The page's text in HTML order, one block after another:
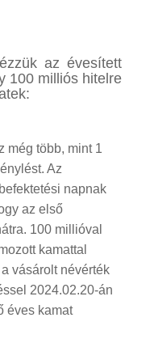
az évesített
100 milliós hitelre
még több, mint 1
Az
napnak
az első
100 millióval
kamattal
vásárolt névérték
2024.02.20-án
éves kamat